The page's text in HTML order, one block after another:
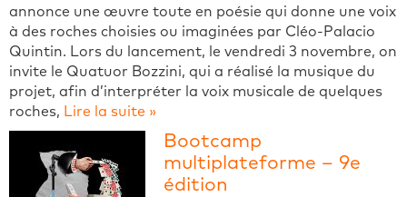
annonce une œuvre toute en poésie qui donne une voix
à des roches choisies ou imaginées par Cléo-Palacio
Quintin. Lors du lancement, le vendredi 3 novembre, on
invite le Quatuor Bozzini, qui a réalisé la musique du
projet, afin d’interpréter la voix musicale de quelques
roches, Lire la suite »
Bootcamp
multiplateforme – 9e
édition